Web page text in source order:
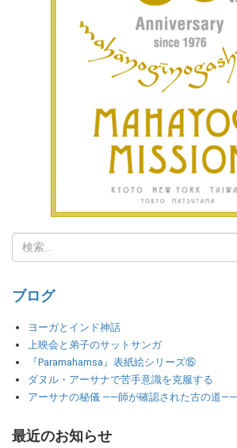
ブログ
ヨーガとインド神話
上映会と弟子のサットサンガ
『Paramahamsa』表紙絵シリーズ⑮
ダヌル・アーサナで苦手意識を克服する
アーサナの秘儀 ――師が確認された古の道
最近のお知らせ